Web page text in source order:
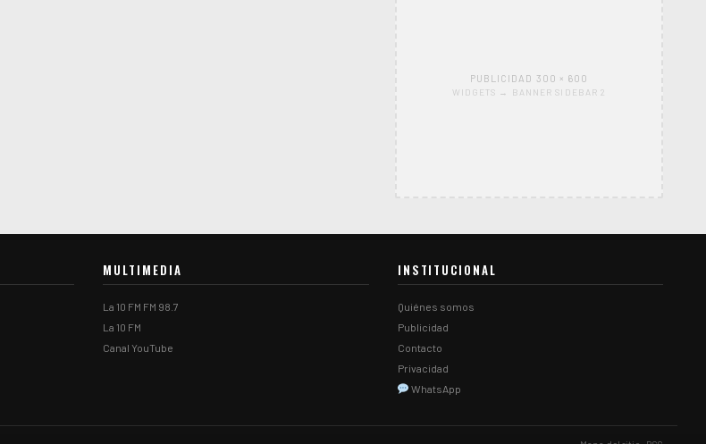
PUBLICIDAD 300 × 600
WIDGETS → BANNER SIDEBAR 2
MULTIMEDIA
La 10 FM FM 98.7
La 10 FM
Canal YouTube
INSTITUCIONAL
Quiénes somos
Publicidad
Contacto
Privacidad
WhatsApp